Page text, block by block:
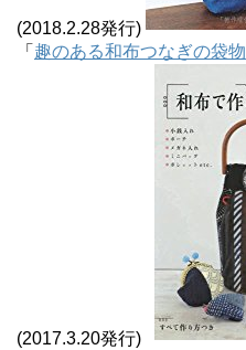
(2018.2.28発行)
「 趣のある和布つなぎの袋物
(2017.3.20発行)